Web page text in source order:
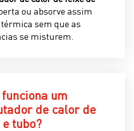
ou absorve assim
sem que as
se misturem.
funciona um
de calor de
tubo?